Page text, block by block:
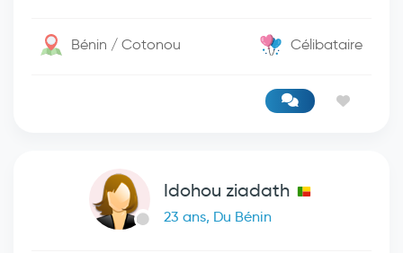
Bénin / Cotonou Célibataire
Idohou ziadath
23 ans, Du Bénin